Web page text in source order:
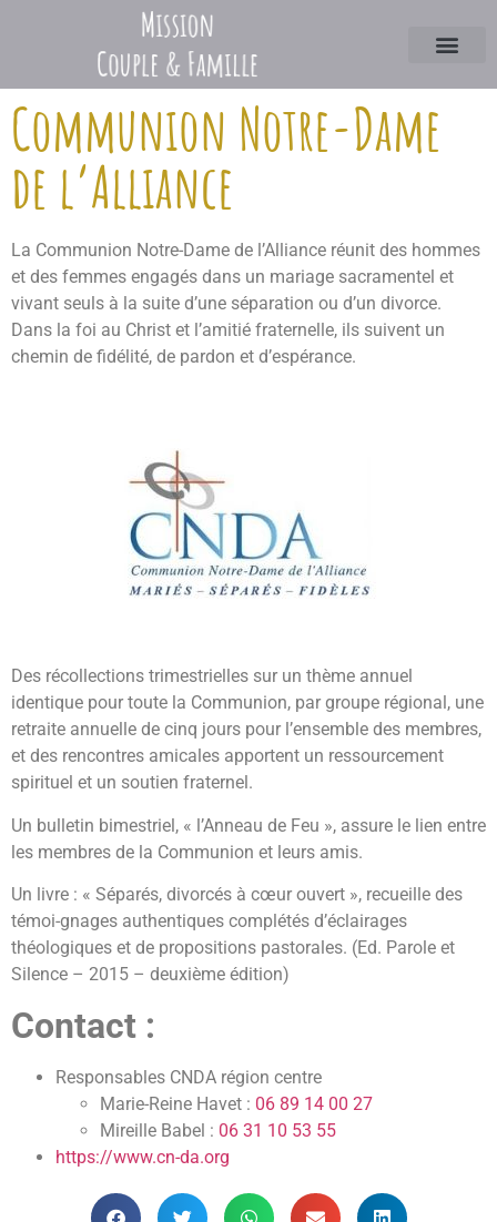
Communion Notre-Dame
de l’Alliance
La Communion Notre-Dame de l’Alliance réunit des hommes
et des femmes engagés dans un mariage sacramentel et
vivant seuls à la suite d’une séparation ou d’un divorce.
Dans la foi au Christ et l’amitié fraternelle, ils suivent un
chemin de fidélité, de pardon et d’espérance.
Des récollections trimestrielles sur un thème annuel
identique pour toute la Communion, par groupe régional, une
retraite annuelle de cinq jours pour l’ensemble des membres,
et des rencontres amicales apportent un ressourcement
spirituel et un soutien fraternel.
Un bulletin bimestriel, « l’Anneau de Feu », assure le lien entre
les membres de la Communion et leurs amis.
Un livre : « Séparés, divorcés à cœur ouvert », recueille des
témoi-gnages authentiques complétés d’éclairages
théologiques et de propositions pastorales. (Ed. Parole et
Silence – 2015 – deuxième édition)
Contact :
Responsables CNDA région centre
Marie-Reine Havet : 06 89 14 00 27
Mireille Babel : 06 31 10 53 55
https://www.cn-da.org